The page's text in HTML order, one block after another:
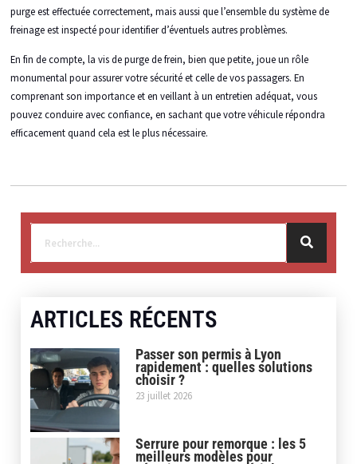
ARTICLES RÉCENTS
Passer son permis à Lyon
rapidement : quelles solutions
choisir ?
23 juillet 2026
Serrure pour remorque : les 5
meilleurs modèles pour
purge est effectuée correctement, mais aussi que l’ensemble du système de
freinage est inspecté pour identifier d’éventuels autres problèmes.
En fin de compte, la vis de purge de frein, bien que petite, joue un rôle
monumental pour assurer votre sécurité et celle de vos passagers. En
comprenant son importance et en veillant à un entretien adéquat, vous
pouvez conduire avec confiance, en sachant que votre véhicule répondra
efficacement quand cela est le plus nécessaire.